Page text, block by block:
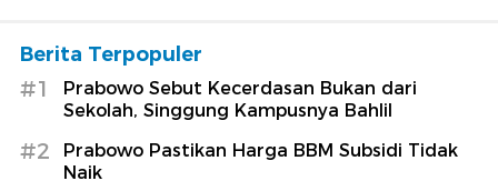
Berita Terpopuler
#1
Prabowo Sebut Kecerdasan Bukan dari
Sekolah, Singgung Kampusnya Bahlil
#2
Prabowo Pastikan Harga BBM Subsidi Tidak
Naik